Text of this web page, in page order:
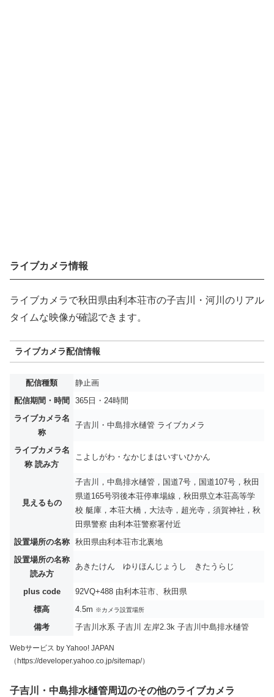
ライブカメラ情報
ライブカメラで秋田県由利本荘市の子吉川・河川のリアル
タイムな映像が確認できます。
ライブカメラ配信情報
配信種類
静止画
配信期間・時間
365日・24時間
ライブカメラ名
称
子吉川・中島排水樋管 ライブカメラ
ライブカメラ名
称 読み方
こよしがわ・なかじまはいすいひかん
見えるもの
子吉川，中島排水樋管，国道7号，国道107号，秋田
県道165号羽後本荘停車場線，秋田県立本荘高等学
校 艇庫，本荘大橋，大法寺，超光寺，須賀神社，秋
田県警察 由利本荘警察署付近
設置場所の名称
秋田県由利本荘市北裏地
設置場所の名称
読み方
あきたけん ゆりほんじょうし きたうらじ
plus code
92VQ+488 由利本荘市、秋田県
標高
4.5m ※カメラ設置場所
備考 子吉川水系 子吉川 左岸2.3k 子吉川中島排水樋管
Webサービス by Yahoo! JAPAN
（https://developer.yahoo.co.jp/sitemap/）
子吉川・中島排水樋管周辺のその他のライブカメラ